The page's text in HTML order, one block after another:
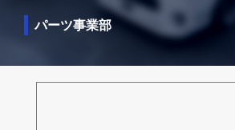
パーツ事業部